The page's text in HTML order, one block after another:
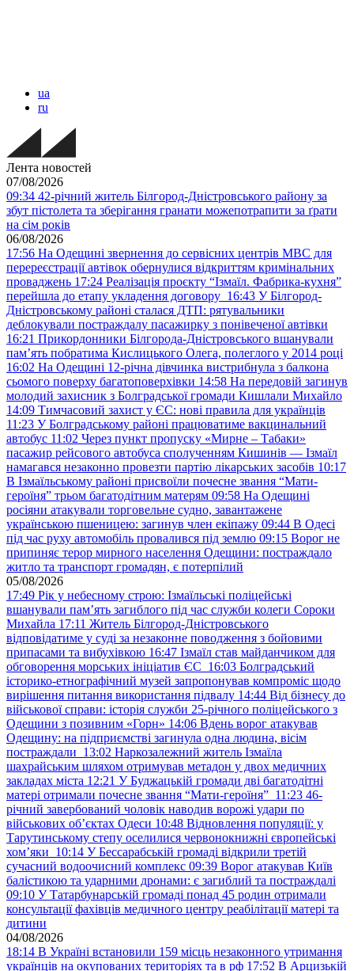
ua
ru
Лента новостей
07/08/2026
09:34 42-річний житель Білгород-Дністровського району за
збут пістолета та зберігання гранати можепотрапити за ґрати
на сім років
06/08/2026
17:56 На Одещині звернення до сервісних центрів МВС для
перереєстрації автівок обернулися відкриттям кримінальних
проваджень 17:24 Реалізація проєкту “Ізмаїл. Фабрика-кухня”
перейшла до етапу укладення договору 16:43 У Білгород-
Дністровському районі сталася ДТП: рятувальники
деблокували постраждалу пасажирку з понівеченої автівки
16:21 Прикордонники Білгорода-Дністровського вшанували
пам’ять побратима Кислицького Олега, полеглого у 2014 році
16:02 На Одещині 12-річна дівчинка вистрибнула з балкона
сьомого поверху багатоповерхівки 14:58 На передовій загинув
молодий захисник з Болградської громади Кишлали Михайло
14:09 Тимчасовий захист у ЄС: нові правила для українців
11:23 У Болградському районі працюватиме вакцинальний
автобус 11:02 Через пункт пропуску «Мирне – Табаки»
пасажир рейсового автобуса сполученням Кишинів — Ізмаїл
намагався незаконно провезти партію лікарських засобів 10:17
В Ізмаїльському районі присвоїли почесне звання “Мати-
героїня” трьом багатодітним матерям 09:58 На Одещині
росіяни атакували торговельне судно, завантажене
українською пшеницею: загинув член екіпажу 09:44 В Одесі
під час руху автомобіль провалився під землю 09:15 Ворог не
припиняє терор мирного населення Одещини: постраждало
житло та транспорт громадян, є потерпілий
05/08/2026
17:49 Рік у небесному строю: Ізмаїльські поліцейські
вшанували пам’ять загиблого під час служби колеги Сороки
Михайла 17:11 Житель Білгород-Дністровського
відповідатиме у суді за незаконне поводження з бойовими
припасами та вибухівкою 16:47 Ізмаїл став майданчиком для
обговорення морських ініціатив ЄС 16:03 Болградський
історико-етнографічний музей запропонував компроміс щодо
вирішення питання використання підвалу 14:44 Від бізнесу до
військової справи: історія служби 25-річного поліцейського з
Одещини з позивним «Горн» 14:06 Вдень ворог атакував
Одещину: на підприємстві загинула одна людина, вісім
постраждали 13:02 Наркозалежний житель Ізмаїла
шахрайським шляхом отримував метадон у двох медичних
закладах міста 12:21 У Буджацькій громади дві багатодітні
матері отримали почесне звання “Мати-героїня” 11:23 46-
річний завербований чоловік наводив ворожі удари по
військових обʼєктах Одеси 10:48 Відновлення популяції: у
Тарутинському степу оселилися червонокнижні європейські
хом’яки 10:14 У Бессарабській громаді відкрили третій
сучасний водоочисний комплекс 09:39 Ворог атакував Київ
балістикою та ударними дронами: є загиблий та постраждалі
09:10 У Татарбунарській громаді понад 45 родин отримали
консультації фахівців медичного центру реабілітації матері та
дитини
04/08/2026
18:14 В Україні встановили 159 місць незаконного утримання
українців на окупованих територіях та в рф 17:52 В Арцизькій